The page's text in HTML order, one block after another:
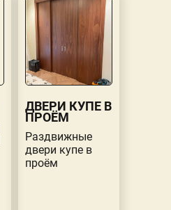
ДВЕРИ КУПЕ В
ПРОЁМ
Раздвижные
двери купе в
проём